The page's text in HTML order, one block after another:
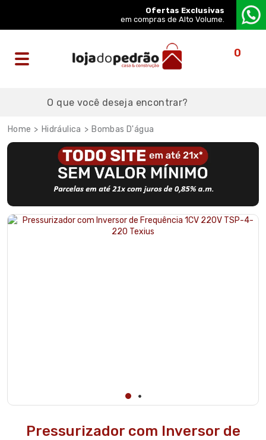
Ofertas Exclusivas
em compras de Alto Volume.
0
Hidráulica Bombas D'água
Pressurizador com Inversor de